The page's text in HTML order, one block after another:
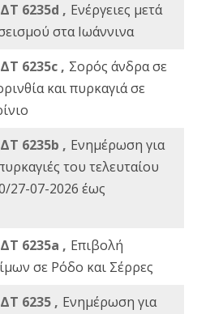
6235d , Ενέργειες μετά
στα Ιωάννινα
6235c , Σορός άνδρα σε
και πυρκαγιά σε
6235b , Ενημέρωση για
του τελευταίου
27-07-2026 έως
6235a , Eπιβολή
σε Ρόδο και Σέρρες
6235 , Ενημέρωση για